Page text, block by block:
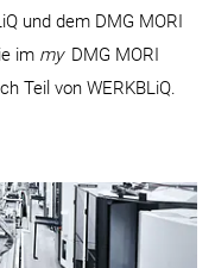
und dem DMG MORI
im my DMG MORI
Teil von WERKBLiQ.